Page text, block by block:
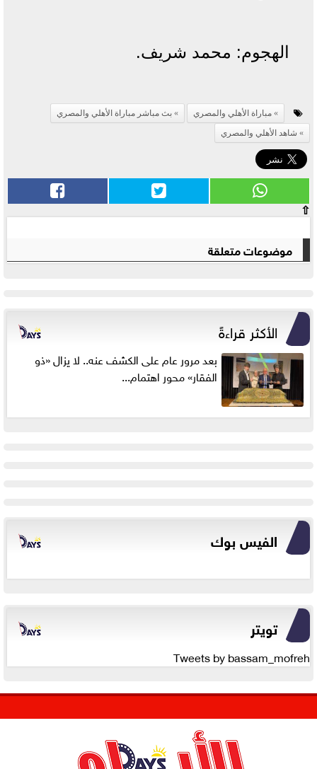
الهجوم: محمد شريف.
مباراة الأهلي والمصري
بث مباشر مباراة الأهلي والمصري
شاهد الأهلي والمصري
⇧
موضوعات متعلقة
الأكثر قراءةً
بعد مرور عام على الكشف عنه.. لا يزال «ذو
الفقار» محور اهتمام...
الفيس بوك
تويتر
Tweets by bassam_mofreh